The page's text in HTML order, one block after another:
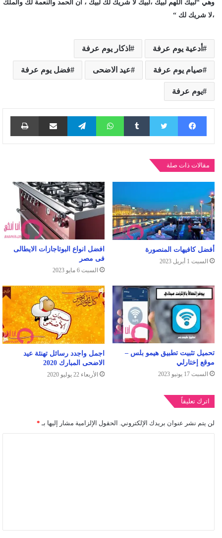
وهي “لبيك اللهم لبيك ،لبيك لا شريك لك لبيك ، أن الحمد والنعمة لك والملك
،لا شريك لك “
أدعية يوم عرفة اذكار يوم عرفة
صيام يوم عرفة عيد الاضحى فضل يوم عرفة
يوم عرفة
فيسبوك تويتر واتساب تيلقرام مشاركة عبر البريد
مقالات ذات صلة
أفضل كافيهات المنصورة
السبت 1 أبريل 2023
افضل انواع البوتاجازات الايطالى
فى مصر
السبت 6 مايو 2023
تحميل تثبيت تطبيق هيمو بلس –
موقع إختارلي
السبت 17 يونيو 2023
اجمل واجدد رسائل تهنئة عيد
الاضحى المبارك 2020
الأربعاء 22 يوليو 2020
اترك تعليقاً
لن يتم نشر عنوان بريدك الإلكتروني. الحقول الإلزامية مشار إليها بـ *
ق